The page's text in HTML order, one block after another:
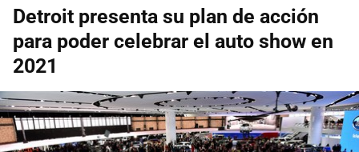
Detroit presenta su plan de acción
para poder celebrar el auto show en
2021